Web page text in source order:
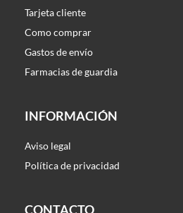
Tarjeta cliente
Como comprar
Gastos de envío
Farmacias de guardia
INFORMACIÓN
Aviso legal
Política de privacidad
CONTACTO